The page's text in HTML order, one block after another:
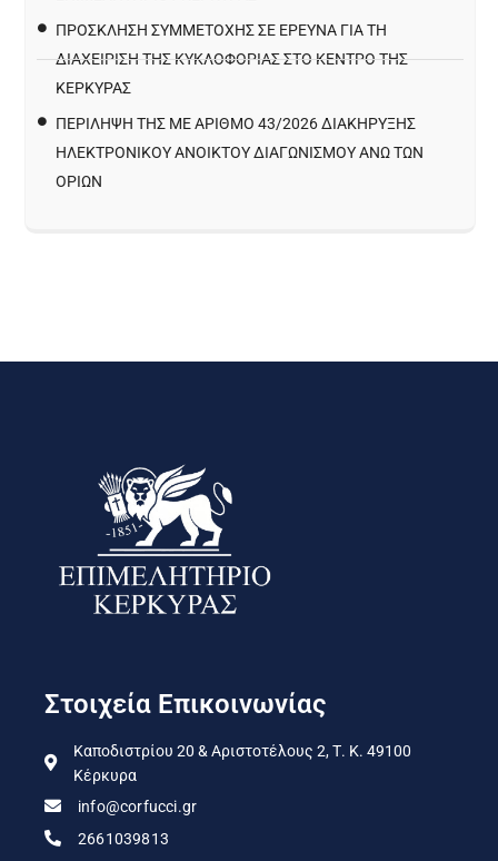
ΠΡΌΣΚΛΗΣΗ ΣΥΜΜΕΤΟΧΉΣ ΣΕ ΈΡΕΥΝΑ ΓΙΑ ΤΗ
ΔΙΑΧΕΊΡΙΣΗ ΤΗΣ ΚΥΚΛΟΦΟΡΊΑΣ ΣΤΟ ΚΈΝΤΡΟ ΤΗΣ
ΚΈΡΚΥΡΑΣ
ΠΕΡΙΛΗΨΗ ΤΗΣ ΜΕ ΑΡΙΘΜΟ 43/2026 ΔΙΑΚΗΡΥΞΗΣ
ΗΛΕΚΤΡΟΝΙΚΟΥ ΑΝΟΙΚΤΟΥ ΔΙΑΓΩΝΙΣΜΟΥ ΑΝΩ ΤΩΝ
ΟΡΙΩΝ
Στοιχεία Επικοινωνίας
Καποδιστρίου 20 & Αριστοτέλους 2, Τ. Κ. 49100
Κέρκυρα
info@corfucci.gr
2661039813